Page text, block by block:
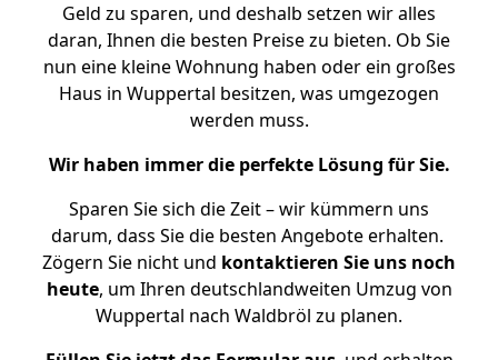
Geld zu sparen, und deshalb setzen wir alles
daran, Ihnen die besten Preise zu bieten. Ob Sie
nun eine kleine Wohnung haben oder ein großes
Haus in Wuppertal besitzen, was umgezogen
werden muss.
Wir haben immer die perfekte Lösung für Sie.
Sparen Sie sich die Zeit – wir kümmern uns
darum, dass Sie die besten Angebote erhalten.
Zögern Sie nicht und kontaktieren Sie uns noch
heute, um Ihren deutschlandweiten Umzug von
Wuppertal nach Waldbröl zu planen.